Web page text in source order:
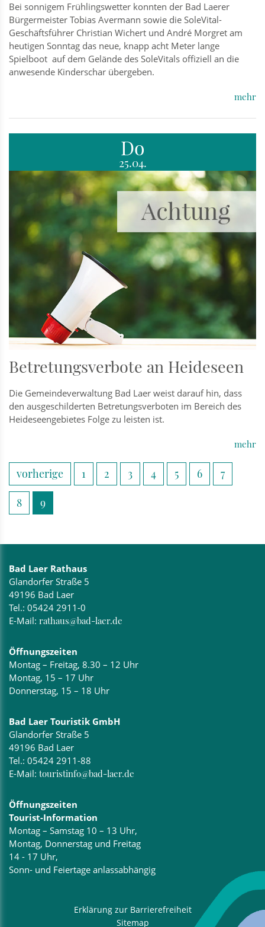
Bei sonnigem Frühlingswetter konnten der Bad Laerer
Bürgermeister Tobias Avermann sowie die SoleVital-
Geschäftsführer Christian Wichert und André Morgret am
heutigen Sonntag das neue, knapp acht Meter lange
Spielboot auf dem Gelände des SoleVitals offiziell an die
anwesende Kinderschar übergeben.
mehr
Do
25.04.
Betretungsverbote an Heideseen
Die Gemeindeverwaltung Bad Laer weist darauf hin, dass
den ausgeschilderten Betretungsverboten im Bereich des
Heideseengebietes Folge zu leisten ist.
mehr
vorherige 1 2 3 4 5 6 7
8 9
Bad Laer Rathaus
Glandorfer Straße 5
49196 Bad Laer
Tel.: 05424 2911-0
E-Mail: rathaus@bad-laer.de
Öffnungszeiten
Montag – Freitag, 8.30 – 12 Uhr
Montag, 15 – 17 Uhr
Donnerstag, 15 – 18 Uhr
Bad Laer Touristik GmbH
Glandorfer Straße 5
49196 Bad Laer
Tel.: 05424 2911-88
E-Mail: touristinfo@bad-laer.de
Öffnungszeiten
Tourist-Information
Montag – Samstag 10 – 13 Uhr,
Montag, Donnerstag und Freitag
14 - 17 Uhr,
Sonn- und Feiertage anlassabhängig
Erklärung zur Barrierefreiheit
Sitemap